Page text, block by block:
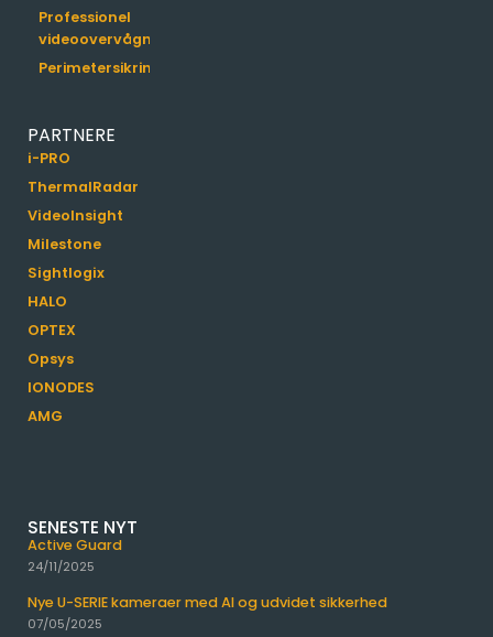
Professionel
videoovervågning
Perimetersikring
PARTNERE
i-PRO
ThermalRadar
VideoInsight
Milestone
Sightlogix
HALO
OPTEX
Opsys
IONODES
AMG
SENESTE NYT
Active Guard
24/11/2025
Nye U-SERIE kameraer med AI og udvidet sikkerhed
07/05/2025